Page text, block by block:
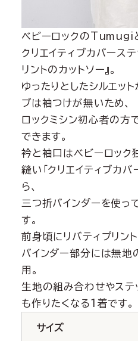
ベビーロックのTumugi
クリエイティブカバース
リントのカットソー』。
ゆったりとしたシルエッ
ブは袖つけが無いため、
ロックミシン初心者の方
できます。
衿と袖口はベビーロック
縫い「クリエイティブカバ
ら、
三つ折バインダーを使っ
す。
前身頃にリバティプリン
バインダー部分には無地
用。
生地の組み合わせやス
も作りたくなる1着です。
サイズ